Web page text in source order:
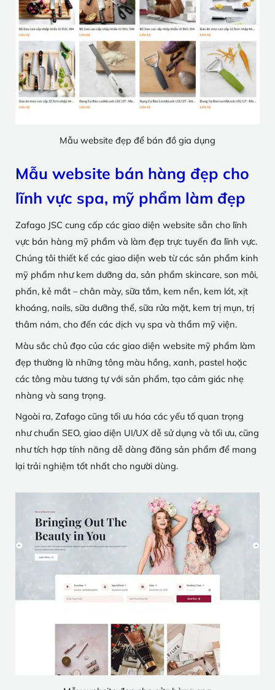
Mẫu website đẹp để bán đồ gia dụng
Mẫu website bán hàng đẹp cho
lĩnh vực spa, mỹ phẩm làm đẹp
Zafago JSC cung cấp các giao diện website sẵn cho lĩnh
vực bán hàng mỹ phẩm và làm đẹp trực tuyến đa lĩnh vực.
Chúng tôi thiết kế các giao diện web từ các sản phẩm kinh
mỹ phẩm như kem dưỡng da, sản phẩm skincare, son môi,
phấn, kẻ mắt – chân mày, sữa tắm, kem nền, kem lót, xịt
khoáng, nails, sữa dưỡng thể, sữa rửa mặt, kem trị mụn, trị
thâm nám, cho đến các dịch vụ spa và thẩm mỹ viện.
Màu sắc chủ đạo của các giao diện website mỹ phẩm làm
đẹp thường là những tông màu hồng, xanh, pastel hoặc
các tông màu tương tự với sản phẩm, tạo cảm giác nhẹ
nhàng và sang trọng.
Ngoài ra, Zafago cũng tối ưu hóa các yếu tố quan trọng
như chuẩn SEO, giao diện UI/UX dễ sử dụng và tối ưu, cũng
như tích hợp tính năng dễ dàng đăng sản phẩm để mang
lại trải nghiệm tốt nhất cho người dùng.